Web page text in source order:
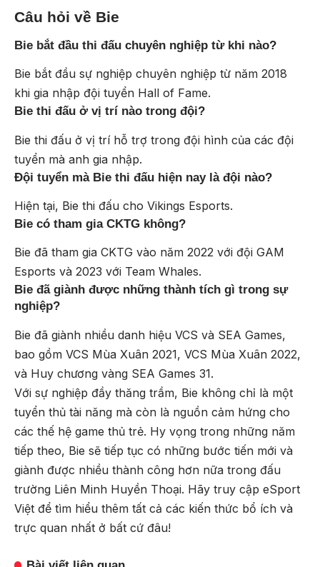
Câu hỏi về Bie
Bie bắt đầu thi đấu chuyên nghiệp từ khi nào?
Bie bắt đầu sự nghiệp chuyên nghiệp từ năm 2018
khi gia nhập đội tuyển Hall of Fame.
Bie thi đấu ở vị trí nào trong đội?
Bie thi đấu ở vị trí hỗ trợ trong đội hình của các đội
tuyển mà anh gia nhập.
Đội tuyển mà Bie thi đấu hiện nay là đội nào?
Hiện tại, Bie thi đấu cho Vikings Esports.
Bie có tham gia CKTG không?
Bie đã tham gia CKTG vào năm 2022 với đội GAM
Esports và 2023 với Team Whales.
Bie đã giành được những thành tích gì trong sự
nghiệp?
Bie đã giành nhiều danh hiệu VCS và SEA Games,
bao gồm VCS Mùa Xuân 2021, VCS Mùa Xuân 2022,
và Huy chương vàng SEA Games 31.
Với sự nghiệp đầy thăng trầm, Bie không chỉ là một
tuyển thủ tài năng mà còn là nguồn cảm hứng cho
các thế hệ game thủ trẻ. Hy vọng trong những năm
tiếp theo, Bie sẽ tiếp tục có những bước tiến mới và
giành được nhiều thành công hơn nữa trong đấu
trường Liên Minh Huyền Thoại. Hãy truy cập eSport
Việt để tìm hiểu thêm tất cả các kiến thức bổ ích và
trực quan nhất ở bất cứ đâu!